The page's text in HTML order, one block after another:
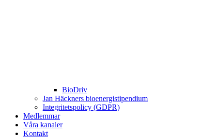
BioDriv
Jan Häckners bioenergistipendium
Integritetspolicy (GDPR)
Medlemmar
Våra kanaler
Kontakt